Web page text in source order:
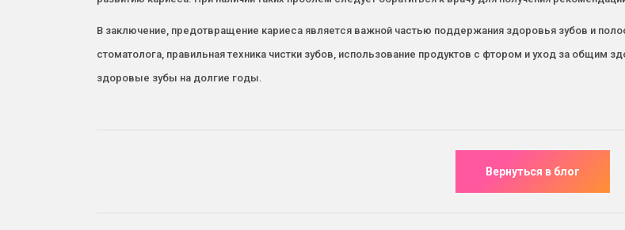
В заключение, предотвращение кариеса является важной частью поддержания здоровья зубов и
стоматолога, правильная техника чистки зубов, использование продуктов с фтором и уход за общим
здоровые зубы на долгие годы.